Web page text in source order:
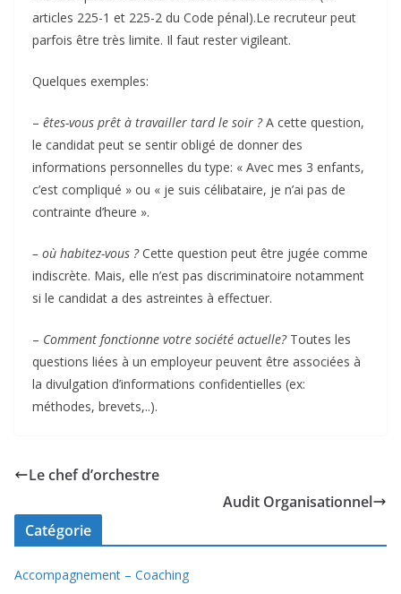
articles 225-1 et 225-2 du Code pénal).Le recruteur peut
parfois être très limite. Il faut rester vigileant.
Quelques exemples:
– êtes-vous prêt à travailler tard le soir ?A cette question,
le candidat peut se sentir obligé de donner des
informations personnelles du type: « Avec mes 3 enfants,
c’est compliqué » ou « je suis célibataire, je n’ai pas de
contrainte d’heure ».
– où habitez-vous ?Cette question peut être jugée comme
indiscrète. Mais, elle n’est pas discriminatoire notamment
si le candidat a des astreintes à effectuer.
– Comment fonctionne votre société actuelle? Toutes les
questions liées à un employeur peuvent être associées à
la divulgation d’informations confidentielles (ex:
méthodes, brevets,..).
Le chef d’orchestre
Audit Organisationnel
Catégorie
Accompagnement – Coaching